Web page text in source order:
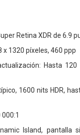
Retina XDR de 6.9
x 1320 píxeles, 460 ppp
Hasta
1600 nits HDR,
Island, pantalla